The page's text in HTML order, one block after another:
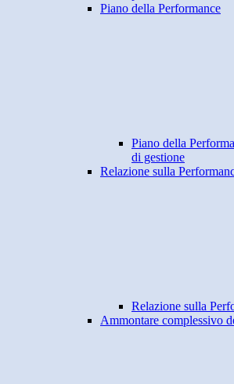
Piano della Performance
Piano della
di gestione
Relazione sulla
Relazione sulla
Ammontare complessivo